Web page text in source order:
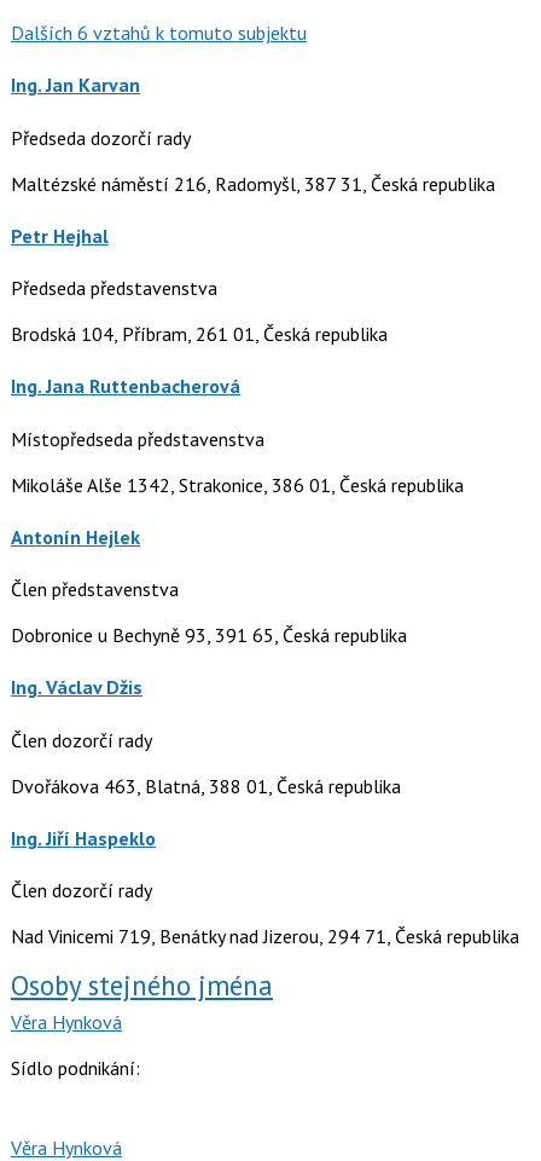
Dalších 6 vztahů k tomuto subjektu
Ing. Jan Karvan
Předseda dozorčí rady
Maltézské náměstí 216, Radomyšl, 387 31, Česká republika
Petr Hejhal
Předseda představenstva
Brodská 104, Příbram, 261 01, Česká republika
Ing. Jana Ruttenbacherová
Místopředseda představenstva
Mikoláše Alše 1342, Strakonice, 386 01, Česká republika
Antonín Hejlek
Člen představenstva
Dobronice u Bechyně 93, 391 65, Česká republika
Ing. Václav Džis
Člen dozorčí rady
Dvořákova 463, Blatná, 388 01, Česká republika
Ing. Jiří Haspeklo
Člen dozorčí rady
Nad Vinicemi 719, Benátky nad Jizerou, 294 71, Česká republika
Osoby stejného jména
Věra Hynková
Sídlo podnikání:
Věra Hynková